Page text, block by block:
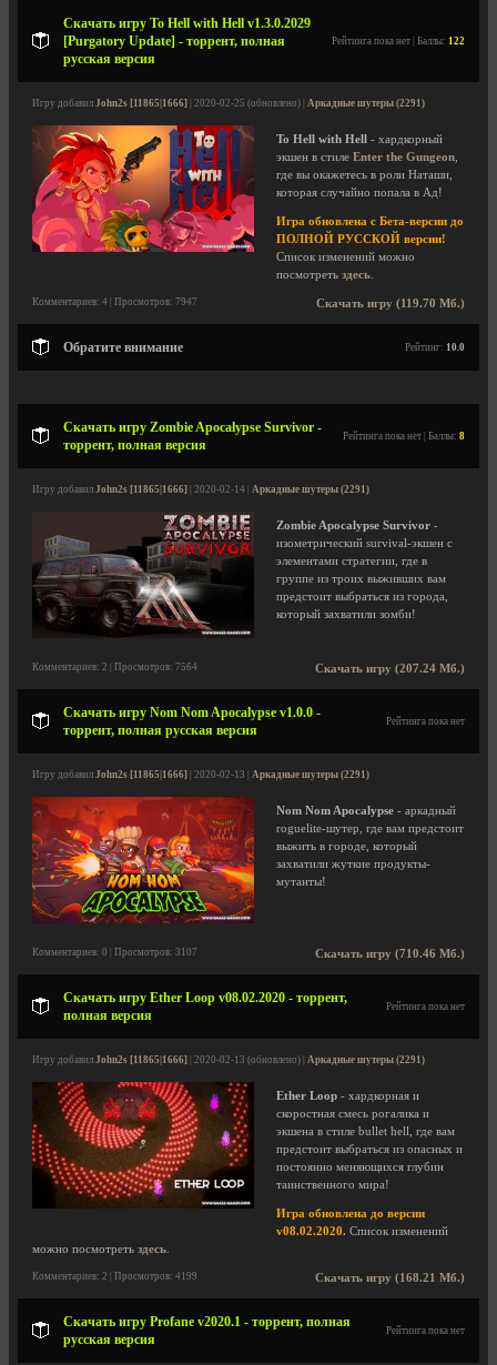
Скачать игру To Hell with Hell v1.3.0.2029
[Purgatory Update] - торрент, полная
русская версия
Рейтинга пока нет | Баллы: 122
Игру добавил John2s [11865|1666] | 2020-02-25 (обновлено) | Аркадные шутеры (2291)
To Hell with Hell - хардкорный
экшен в стиле Enter the Gungeon
где вы окажетесь в роли Наташи,
которая случайно попала в Ад!
Игра обновлена с Бета-версии до
ПОЛНОЙ РУССКОЙ версии!
Список изменений можно
посмотреть здесь
Скачать игру (119.70 Мб.)
Комментариев: 4 | Просмотров: 7947
Обратите внимание Рейтинг: 10.0
Скачать игру Zombie Apocalypse Survivor -
торрент, полная версия
Рейтинга пока нет | Баллы: 8
Игру добавил John2s [11865|1666] | 2020-02-14 | Аркадные шутеры (2291)
Zombie Apocalypse Survivor -
изометрический survival-экшен с
элементами стратегии, где в
группе из троих выживших вам
предстоит выбраться из города,
который захватили зомби!
Скачать игру (207.24 Мб.)
Комментариев: 2 | Просмотров: 7564
Скачать игру Nom Nom Apocalypse v1.0.0 -
торрент, полная русская версия
Рейтинга пока нет
Игру добавил John2s [11865|1666] | 2020-02-13 | Аркадные шутеры (2291)
Nom Nom Apocalypse - аркадный
roguelite-шутер, где вам предстоит
выжить в городе, который
захватили жуткие продукты-
мутанты!
Скачать игру (710.46 Мб.)
Комментариев: 0 | Просмотров: 3107
Скачать игру Ether Loop v08.02.2020 - торрент,
полная версия
Рейтинга пока нет
Игру добавил John2s [11865|1666] | 2020-02-13 (обновлено) | Аркадные шутеры (2291)
Ether Loop - хардкорная и
скоростная смесь рогалика и
экшена в стиле bullet hell, где вам
предстоит выбраться из опасных и
постоянно меняющихся глубин
таинственного мира!
Игра обновлена до версии
v08.02.2020. Список изменений
можно посмотреть здесь
Скачать игру (168.21 Мб.)
Комментариев: 2 | Просмотров: 4199
Скачать игру Profane v2020.1 - торрент, полная
русская версия
Рейтинга пока нет